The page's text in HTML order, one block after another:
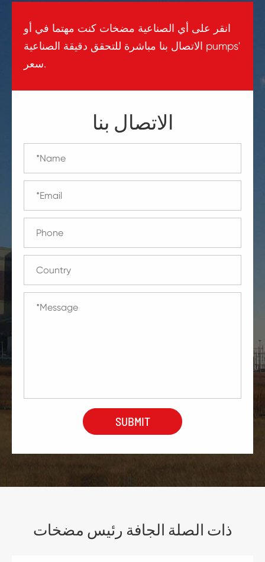
انقر على أي الصناعية مضخات كنت مهتما في أو
الاتصال بنا مباشرة للتحقق دقيقة الصناعية pumps'
سعر.
الاتصال بنا
ذات الصلة الجافة رئيس مضخات